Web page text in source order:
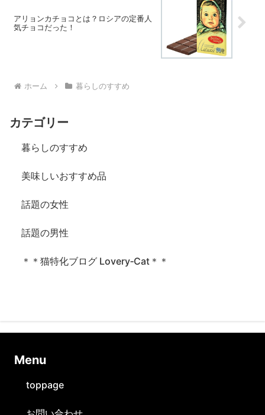
アリョンカチョコとは？ロシアの定番人
気チョコだった！
ホーム 暮らしのすすめ
カテゴリー
暮らしのすすめ
美味しいおすすめ品
話題の女性
話題の男性
＊＊猫特化ブログ Lovery‐Cat＊＊
Ⅿenu
toppage